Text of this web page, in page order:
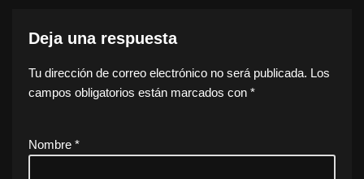
Deja una respuesta
Tu dirección de correo electrónico no será publicada. Los
campos obligatorios están marcados con *
Nombre *